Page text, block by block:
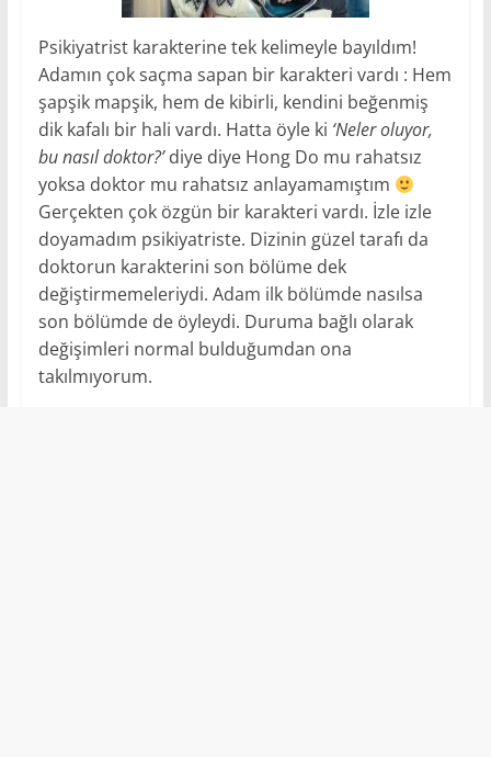
Psikiyatrist karakterine tek kelimeyle bayıldım!
Adamın çok saçma sapan bir karakteri vardı : Hem
şapşik mapşik, hem de kibirli, kendini beğenmiş
dik kafalı bir hali vardı. Hatta öyle ki ‘Neler oluyor,
bu nasıl doktor?’diye diye Hong Do mu rahatsız
yoksa doktor mu rahatsız anlayamamıştım
Gerçekten çok özgün bir karakteri vardı. İzle izle
doyamadım psikiyatriste. Dizinin güzel tarafı da
doktorun karakterini son bölüme dek
değiştirmemeleriydi. Adam ilk bölümde nasılsa
son bölümde de öyleydi. Duruma bağlı olarak
değişimleri normal bulduğumdan ona
takılmıyorum.